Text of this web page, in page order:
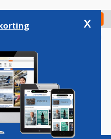
Check in
Vacatures
x